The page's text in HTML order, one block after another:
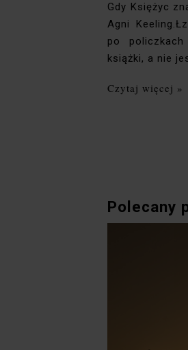
Gdy Księżyc
Agni
po
książki, a nie
Czytaj więcej »
Polecany